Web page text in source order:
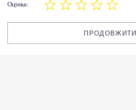
Оцінка:
ПРОДОВЖИТИ